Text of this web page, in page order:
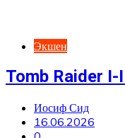
Экшен
Tomb Raider I-
Иосиф Сид
16.06.2026